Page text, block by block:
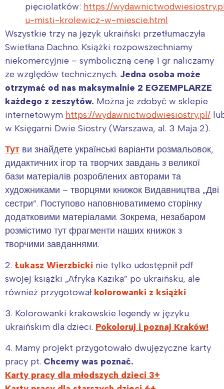
pięciolatków: https://
u-misti-krolewicz-w-miescie.html
Wszystkie trzy na język ukraiński przetłumaczyła
Swietłana Dachno. Książki rozpowszechniamy
niekomercyjnie – symboliczną cenę 1 gr naliczamy
ze względów technicznych. Jedna osoba może
otrzymać od nas maksymalnie 2 EGZEMPLARZE
każdego z zeszytów. Można je zdobyć w sklepie
internetowym https://wydawnictwodwiesiostry.pl/
w Księgarni Dwie Siostry (Warszawa, al. 3 Maja 2).
Тут ви знайдете українські варіанти розмальовок,
дидактичних ігор та творчих завдань з великої
бази матеріалів розроблених авторами та
художниками – творцями книжок Видавництва „Дві
сестри”. Поступово наповнюватимемо сторінку
додатковими матеріалами. Зокрема, незабаром
розмістимо тут фрагменти наших книжок з
творчими завданнями.
2. Łukasz Wierzbicki nie tylko udostępnił pdf
swojej książki „Afryka Kazika” po ukraińsku, ale
również przygotował kolorowanki z książki
3. Kolorowanki krakowskie legendy w języku
ukraińskim dla dzieci. Pokoloruj i poznaj Kraków!
4. Mamy projekt przygotowało dwujęzyczne karty
pracy pt. Chcemy was poznać.
Karty pracy dla młodszych dzieci 3+